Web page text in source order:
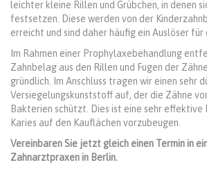
leichter kleine Rillen und Grübchen, in denen
festsetzen. Diese werden von der
erreicht und sind daher häufig ein Auslöser für
Im Rahmen einer Prophylaxebehandlung
Zahnbelag aus den Rillen und Fugen der
gründlich. Im Anschluss tragen wir einen sehr
Versiegelungskunststoff auf, der die Zähne
Bakterien schützt. Dies ist eine sehr effektive
Karies auf den Kauflächen vorzubeugen.
Vereinbaren Sie jetzt gleich einen Termin in
Zahnarztpraxen in Berlin.